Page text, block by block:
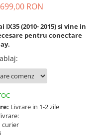
RON
(2010- 2015) si vine in
pentru conectare
:
Livrare in 1-2 zile
curier